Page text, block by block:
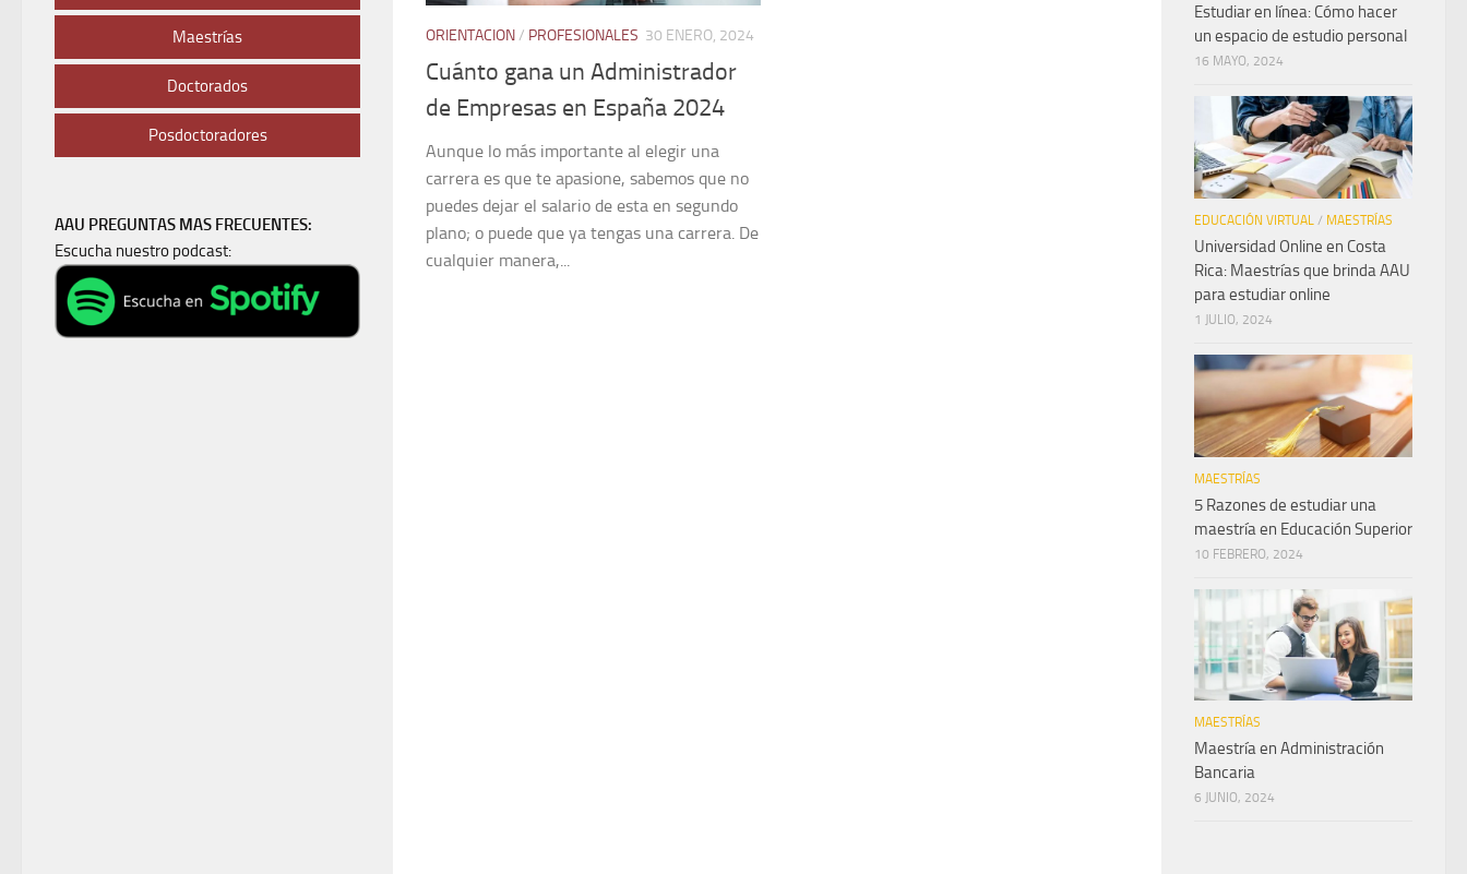
ORIENTACION/ PROFESIONALES 30 ENERO, 2024
Cuánto gana un Administrador
de Empresas en España 2024
Aunque lo más importante al elegir una
carrera es que te apasione, sabemos que no
puedes dejar el salario de esta en segundo
plano; o puede que ya tengas una carrera. De
cualquier manera,...
Maestrías
Doctorados
Posdoctoradores
AAU PREGUNTAS MAS FRECUENTES:
Escucha nuestro podcast:
Estudiar en línea: Cómo hacer
un espacio de estudio personal
16 MAYO, 2024
EDUCACIÓN VIRTUAL / MAESTRÍAS
Universidad Online en Costa
Rica: Maestrías que brinda AAU
para estudiar online
1 JULIO, 2024
MAESTRÍAS
5 Razones de estudiar una
maestría en Educación Superior
10 FEBRERO, 2024
MAESTRÍAS
Maestría en Administración
Bancaria
6 JUNIO, 2024